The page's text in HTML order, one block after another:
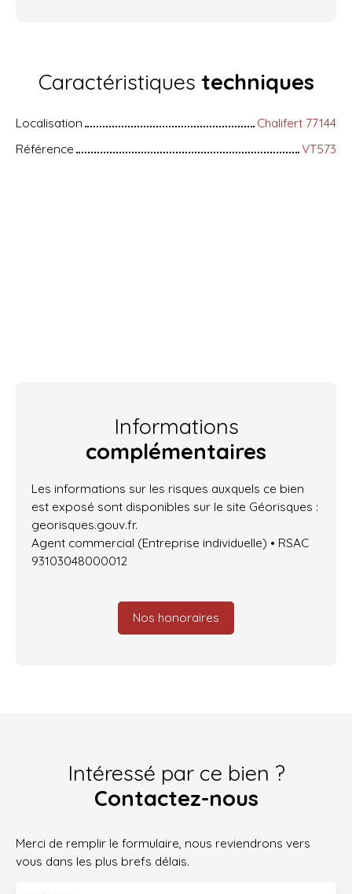
Caractéristiques techniques
Localisation
Chalifert 77144
Référence
VT573
Informations
complémentaires
Les informations sur les risques auxquels ce bien
est exposé sont disponibles sur le site Géorisques :
georisques.gouv.fr.
Agent commercial (Entreprise individuelle) • RSAC
93103048000012
Nos honoraires
Intéressé par ce bien ?
Contactez-nous
Merci de remplir le formulaire, nous reviendrons vers
vous dans les plus brefs délais.